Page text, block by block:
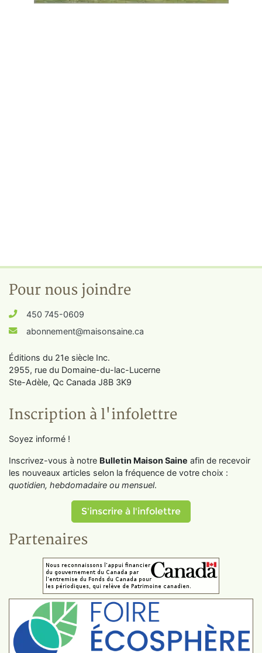
Pour nous joindre
450 745-0609
abonnement@maisonsaine.ca
Éditions du 21e siècle Inc.
2955, rue du Domaine-du-lac-Lucerne
Ste-Adèle, Qc Canada J8B 3K9
Inscription à l'infolettre
Soyez informé !
Inscrivez-vous à notre Bulletin Maison Saine afin de recevoir
les nouveaux articles selon la fréquence de votre choix :
quotidien, hebdomadaire ou mensuel.
S'inscrire à l'infolettre
Partenaires